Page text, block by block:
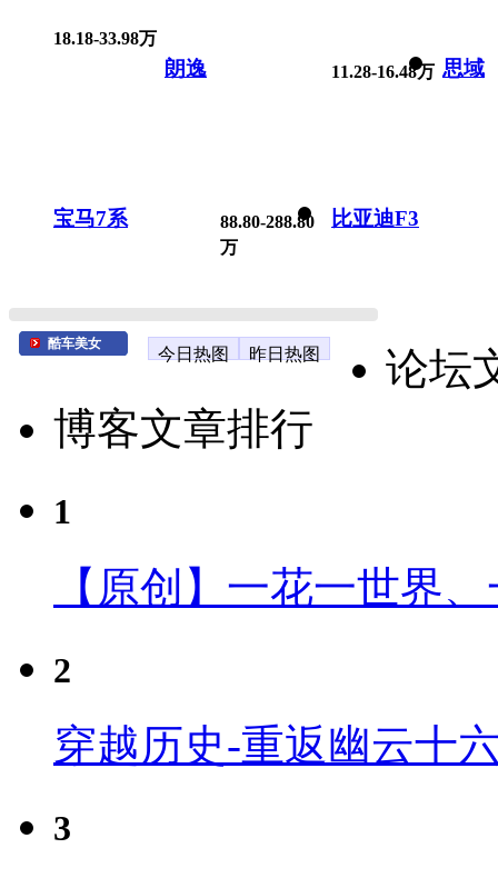
18.18-33.98万
朗逸 11.28-16.48万 思域
宝马7系
88.80-288.80
万
比亚迪F3
酷车美女
今日热图 昨日热图
论坛
博客文章排行
1
【原创】一花一世界
2
穿越历史-重返幽云十
3